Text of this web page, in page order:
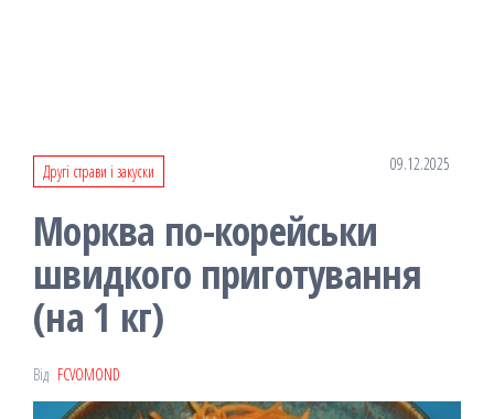
Другі страви і закуски 09.12.2025
Морква по-корейськи
швидкого приготування
(на 1 кг)
Від FCVOMOND